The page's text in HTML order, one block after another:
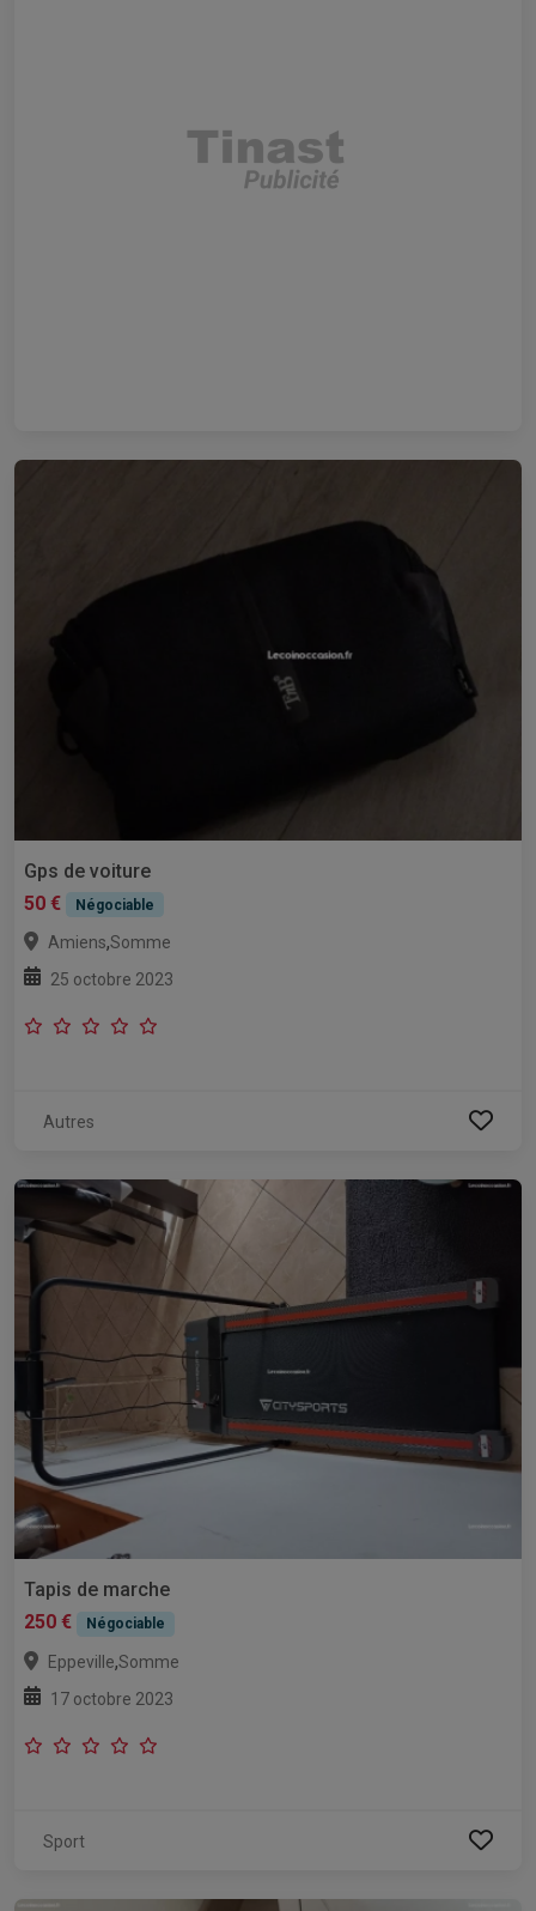
Gps de voiture
50 €
Négociable
Amiens,Somme
25 octobre 2023
Autres
Tapis de marche
250 €
Négociable
Eppeville,Somme
17 octobre 2023
Sport